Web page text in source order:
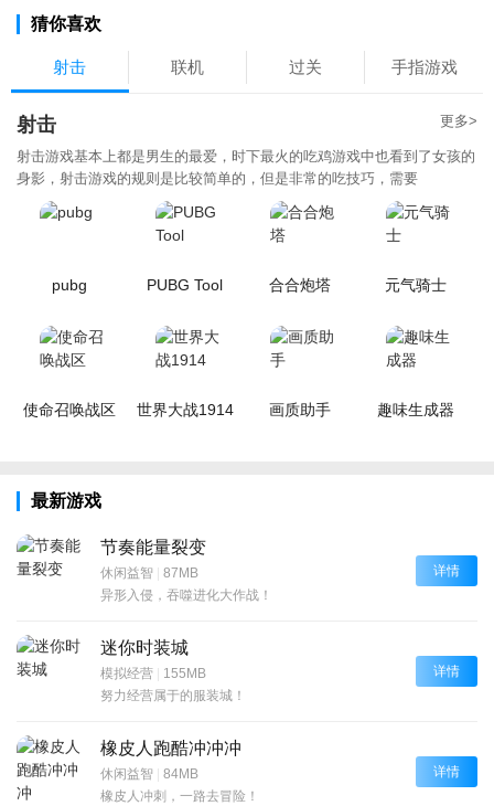
猜你喜欢
射击 联机 过关 手指游戏
射击 更多>
射击游戏基本上都是男生的最爱，时下最火的吃鸡游戏中也看到了女孩的
身影，射击游戏的规则是比较简单的，但是非常的吃技巧，需要
pubg PUBG Tool 合合炮塔 元气骑士
使命召唤战区 世界大战1914 画质助手 趣味生成器
最新游戏
节奏能量裂变
休闲益智 | 87MB
异形入侵，吞噬进化大作战！
详情
迷你时装城
模拟经营 | 155MB
努力经营属于的服装城！
详情
橡皮人跑酷冲冲冲
休闲益智 | 84MB
橡皮人冲刺，一路去冒险！
详情